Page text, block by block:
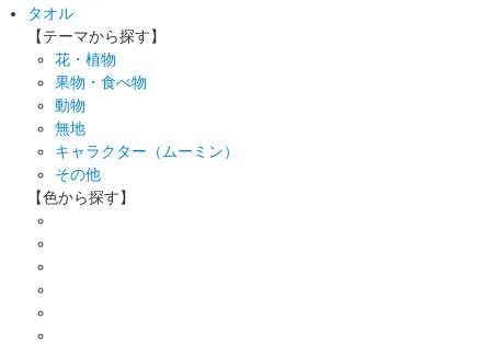
タオル
【テーマから探す】
花・植物
果物・食べ物
動物
無地
キャラクター（ムーミン）
その他
【色から探す】